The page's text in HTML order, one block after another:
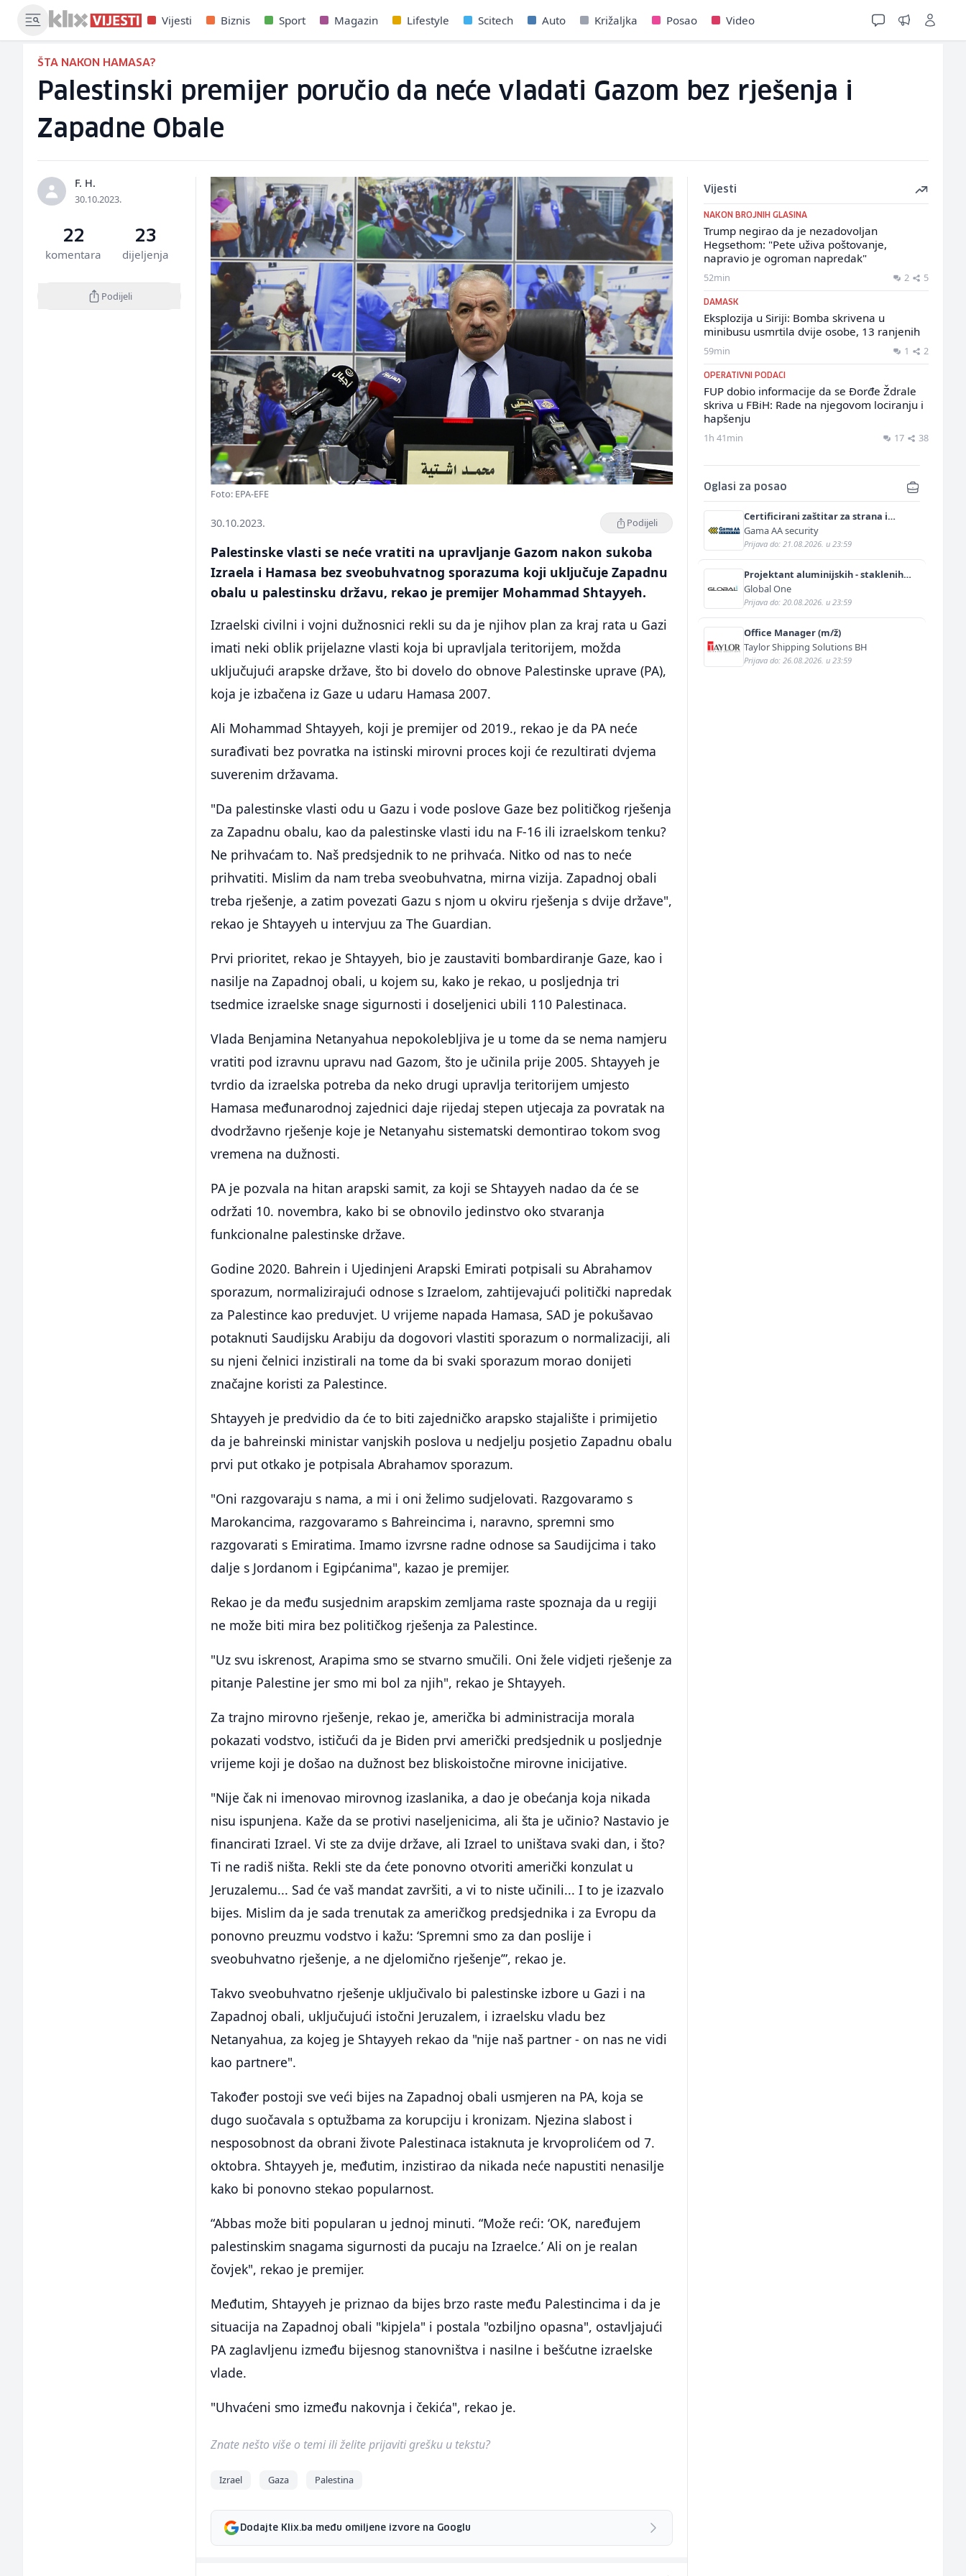
Vijesti Biznis Sport Magazin Lifestyle Scitech Auto Križaljka Posao Video
ŠTA NAKON HAMASA?
Palestinski premijer poručio da neće vladati Gazom bez rješenja i
Zapadne Obale
F. H.
30.10.2023.
22
komentara
23
dijeljenja
Podijeli
Foto: EPA-EFE
30.10.2023. Podijeli
Palestinske vlasti se neće vratiti na upravljanje Gazom nakon sukoba
Izraela i Hamasa bez sveobuhvatnog sporazuma koji uključuje Zapadnu
obalu u palestinsku državu, rekao je premijer Mohammad Shtayyeh.
Izraelski civilni i vojni dužnosnici rekli su da je njihov plan za kraj rata u Gazi
imati neki oblik prijelazne vlasti koja bi upravljala teritorijem, možda
uključujući arapske države, što bi dovelo do obnove Palestinske uprave (PA),
koja je izbačena iz Gaze u udaru Hamasa 2007.
Ali Mohammad Shtayyeh, koji je premijer od 2019., rekao je da PA neće
surađivati bez povratka na istinski mirovni proces koji će rezultirati dvjema
suverenim državama.
"Da palestinske vlasti odu u Gazu i vode poslove Gaze bez političkog rješenja
za Zapadnu obalu, kao da palestinske vlasti idu na F-16 ili izraelskom tenku?
Ne prihvaćam to. Naš predsjednik to ne prihvaća. Nitko od nas to neće
prihvatiti. Mislim da nam treba sveobuhvatna, mirna vizija. Zapadnoj obali
treba rješenje, a zatim povezati Gazu s njom u okviru rješenja s dvije države",
rekao je Shtayyeh u intervjuu za The Guardian.
Prvi prioritet, rekao je Shtayyeh, bio je zaustaviti bombardiranje Gaze, kao i
nasilje na Zapadnoj obali, u kojem su, kako je rekao, u posljednja tri
tsedmice izraelske snage sigurnosti i doseljenici ubili 110 Palestinaca.
Vlada Benjamina Netanyahua nepokolebljiva je u tome da se nema namjeru
vratiti pod izravnu upravu nad Gazom, što je učinila prije 2005. Shtayyeh je
tvrdio da izraelska potreba da neko drugi upravlja teritorijem umjesto
Hamasa međunarodnoj zajednici daje rijedaj stepen utjecaja za povratak na
dvodržavno rješenje koje je Netanyahu sistematski demontirao tokom svog
vremena na dužnosti.
PA je pozvala na hitan arapski samit, za koji se Shtayyeh nadao da će se
održati 10. novembra, kako bi se obnovilo jedinstvo oko stvaranja
funkcionalne palestinske države.
Godine 2020. Bahrein i Ujedinjeni Arapski Emirati potpisali su Abrahamov
sporazum, normalizirajući odnose s Izraelom, zahtijevajući politički napredak
za Palestince kao preduvjet. U vrijeme napada Hamasa, SAD je pokušavao
potaknuti Saudijsku Arabiju da dogovori vlastiti sporazum o normalizaciji, ali
su njeni čelnici inzistirali na tome da bi svaki sporazum morao donijeti
značajne koristi za Palestince.
Shtayyeh je predvidio da će to biti zajedničko arapsko stajalište i primijetio
da je bahreinski ministar vanjskih poslova u nedjelju posjetio Zapadnu obalu
prvi put otkako je potpisala Abrahamov sporazum.
"Oni razgovaraju s nama, a mi i oni želimo sudjelovati. Razgovaramo s
Marokancima, razgovaramo s Bahreincima i, naravno, spremni smo
razgovarati s Emiratima. Imamo izvrsne radne odnose sa Saudijcima i tako
dalje s Jordanom i Egipćanima", kazao je premijer.
Rekao je da među susjednim arapskim zemljama raste spoznaja da u regiji
ne može biti mira bez političkog rješenja za Palestince.
"Uz svu iskrenost, Arapima smo se stvarno smučili. Oni žele vidjeti rješenje za
pitanje Palestine jer smo mi bol za njih", rekao je Shtayyeh.
Za trajno mirovno rješenje, rekao je, američka bi administracija morala
pokazati vodstvo, ističući da je Biden prvi američki predsjednik u posljednje
vrijeme koji je došao na dužnost bez bliskoistočne mirovne inicijative.
"Nije čak ni imenovao mirovnog izaslanika, a dao je obećanja koja nikada
nisu ispunjena. Kaže da se protivi naseljenicima, ali šta je učinio? Nastavio je
financirati Izrael. Vi ste za dvije države, ali Izrael to uništava svaki dan, i što?
Ti ne radiš ništa. Rekli ste da ćete ponovno otvoriti američki konzulat u
Jeruzalemu... Sad će vaš mandat završiti, a vi to niste učinili... I to je izazvalo
bijes. Mislim da je sada trenutak za američkog predsjednika i za Evropu da
ponovno preuzmu vodstvo i kažu: ‘Spremni smo za dan poslije i
sveobuhvatno rješenje, a ne djelomično rješenje’”, rekao je.
Takvo sveobuhvatno rješenje uključivalo bi palestinske izbore u Gazi i na
Zapadnoj obali, uključujući istočni Jeruzalem, i izraelsku vladu bez
Netanyahua, za kojeg je Shtayyeh rekao da "nije naš partner - on nas ne vidi
kao partnere".
Također postoji sve veći bijes na Zapadnoj obali usmjeren na PA, koja se
dugo suočavala s optužbama za korupciju i kronizam. Njezina slabost i
nesposobnost da obrani živote Palestinaca istaknuta je krvoprolićem od 7.
oktobra. Shtayyeh je, međutim, inzistirao da nikada neće napustiti nenasilje
kako bi ponovno stekao popularnost.
“Abbas može biti popularan u jednoj minuti. “Može reći: ‘OK, naređujem
palestinskim snagama sigurnosti da pucaju na Izraelce.’ Ali on je realan
čovjek", rekao je premijer.
Međutim, Shtayyeh je priznao da bijes brzo raste među Palestincima i da je
situacija na Zapadnoj obali "kipjela" i postala "ozbiljno opasna", ostavljajući
PA zaglavljenu između bijesnog stanovništva i nasilne i bešćutne izraelske
vlade.
"Uhvaćeni smo između nakovnja i čekića", rekao je.
Znate nešto više o temi ili želite prijaviti grešku u tekstu?
Izrael Gaza Palestina
Dodajte Klix.ba među omiljene izvore na Googlu
Vijesti
NAKON BROJNIH GLASINA
Trump negirao da je nezadovoljan
Hegsethom: "Pete uživa poštovanje,
napravio je ogroman napredak"
52min 2 5
DAMASK
Eksplozija u Siriji: Bomba skrivena u
minibusu usmrtila dvije osobe, 13 ranjenih
59min 1 2
OPERATIVNI PODACI
FUP dobio informacije da se Đorđe Ždrale
skriva u FBiH: Rade na njegovom lociranju i
hapšenju
1h 41min 17 38
Oglasi za posao
Certificirani zaštitar za strana i
diplomatska predstavništva (m/ž)
Gama AA security
Prijava do: 21.08.2026. u 23:59
Projektant aluminijskih - staklenih
fasada (m/ž)
Global One
Prijava do: 20.08.2026. u 23:59
Office Manager (m/ž)
Taylor Shipping Solutions BH
Prijava do: 26.08.2026. u 23:59